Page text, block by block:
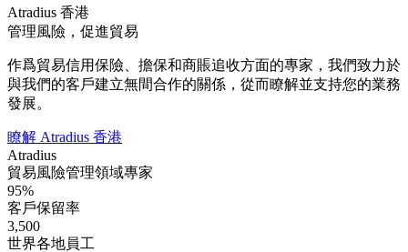
Atradius 香港
管理風險，促進貿易
作爲貿易信用保險、擔保和商賬追收方面的專家，我們致力於
與我們的客戶建立無間合作的關係，從而瞭解並支持您的業務
發展。
瞭解 Atradius 香港
Atradius
貿易風險管理領域專家
95%
客戶保留率
3,500
世界各地員工